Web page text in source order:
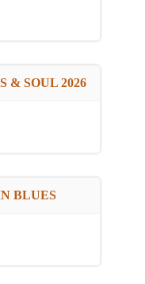
& SOUL 2026
BLUES